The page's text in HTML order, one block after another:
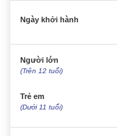
Ngày khởi hành
Người lớn
(Trên 12 tuổi)
Trẻ em
(Dưới 11 tuổi)